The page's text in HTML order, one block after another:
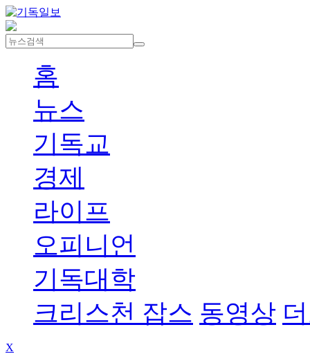
홈
뉴스
기독교
경제
라이프
오피니언
기독대학
크리스천 잡스 동영상
X